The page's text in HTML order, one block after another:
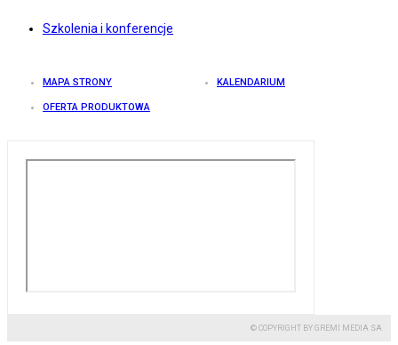
Szkolenia i konferencje
MAPA STRONY KALENDARIUM
OFERTA PRODUKTOWA
© COPYRIGHT BY GREMI MEDIA SA